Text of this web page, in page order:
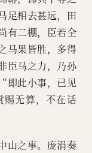
足相去甚远，田
有二棚，臣若全
马果皆胜，多得
臣马之力，乃孙
即此小事，已见
无算，不在话
山之事。庞涓奏